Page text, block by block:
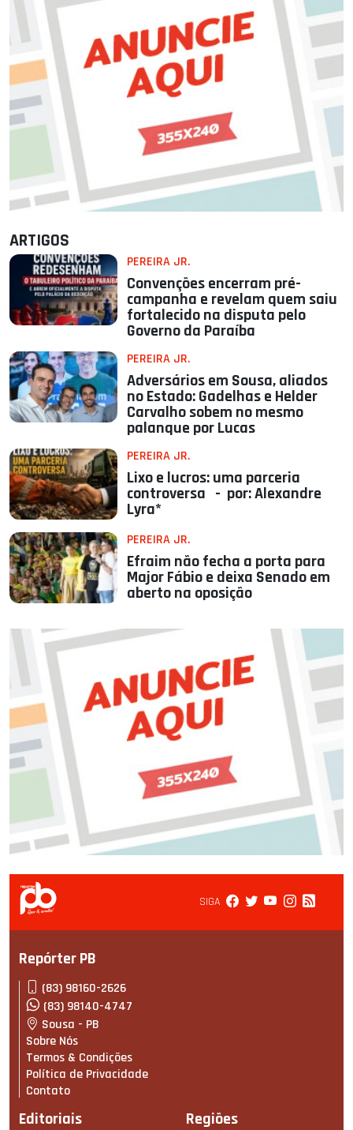
ARTIGOS
PEREIRA JR.
Convenções encerram pré-
campanha e revelam quem saiu
fortalecido na disputa pelo
Governo da Paraíba
PEREIRA JR.
Adversários em Sousa, aliados
no Estado: Gadelhas e Helder
Carvalho sobem no mesmo
palanque por Lucas
PEREIRA JR.
Lixo e lucros: uma parceria
controversa - por: Alexandre
Lyra*
PEREIRA JR.
Efraim não fecha a porta para
Major Fábio e deixa Senado em
aberto na oposição
SIGA
Repórter PB
(83) 98160-2626
(83) 98140-4747
Sousa - PB
Sobre Nós
Termos & Condições
Política de Privacidade
Contato
Editoriais Regiões